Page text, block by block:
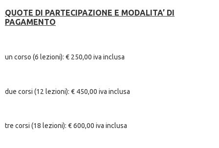
QUOTE DI PARTECIPAZIONE E MODALITA’ DI
PAGAMENTO
un corso (6 lezioni): € 250,00 iva inclusa
due corsi (12 lezioni): € 450,00 iva inclusa
tre corsi (18 lezioni): € 600,00 iva inclusa